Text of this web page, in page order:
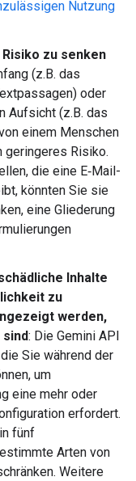
Nutzung
zu senken
(z.B. das
oder
Aufsicht (z.B. das
einem Menschen
geringeres Risiko.
die eine E‑Mail-
könnten Sie sie
eine Gliederung
Inhalte
zu
werden,
: Die Gemini API
Sie während der
um
eine mehr oder
erfordert.
fünf
Arten von
Weitere